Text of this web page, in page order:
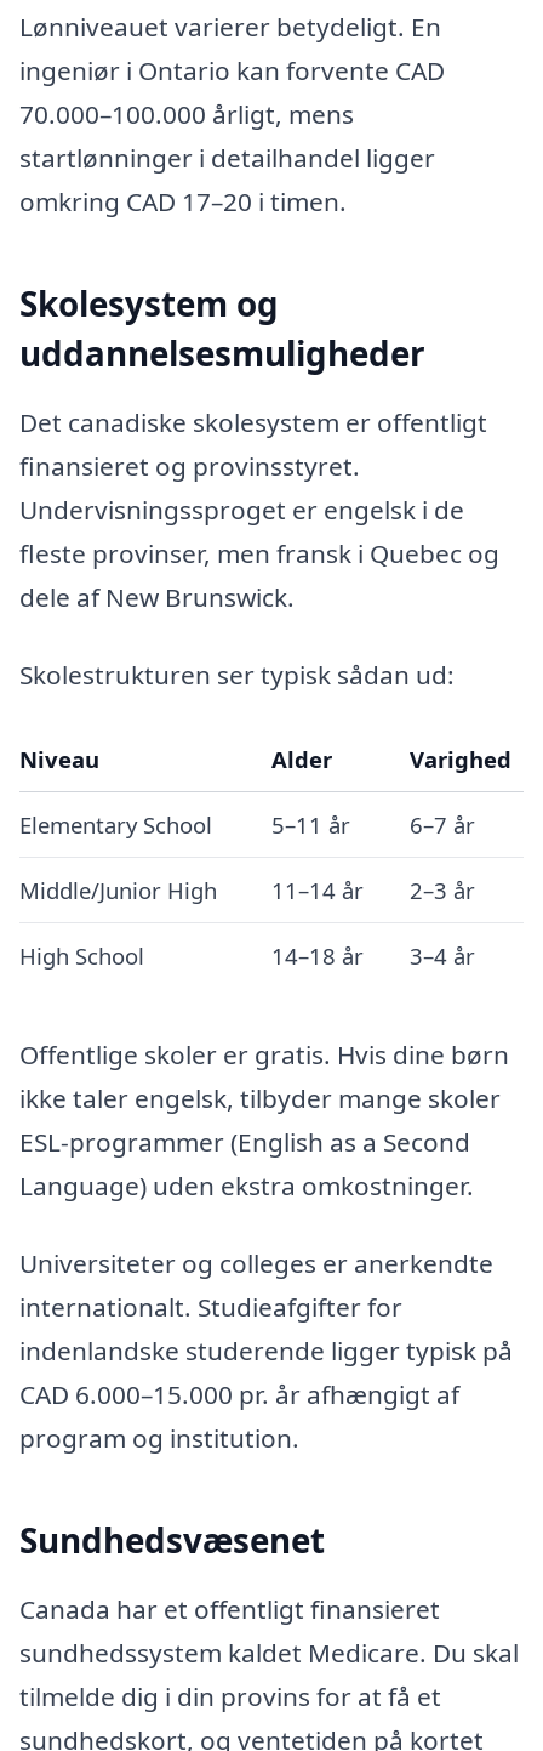
Lønniveauet varierer betydeligt. En
ingeniør i Ontario kan forvente CAD
70.000–100.000 årligt, mens
startlønninger i detailhandel ligger
omkring CAD 17–20 i timen.
Skolesystem og
uddannelsesmuligheder
Det canadiske skolesystem er offentligt
finansieret og provinsstyret.
Undervisningssproget er engelsk i de
fleste provinser, men fransk i Quebec og
dele af New Brunswick.
Skolestrukturen ser typisk sådan ud:
Niveau Alder Varighed
Elementary School 5–11 år 6–7 år
Middle/Junior High 11–14 år 2–3 år
High School 14–18 år 3–4 år
Offentlige skoler er gratis. Hvis dine børn
ikke taler engelsk, tilbyder mange skoler
ESL-programmer (English as a Second
Language) uden ekstra omkostninger.
Universiteter og colleges er anerkendte
internationalt. Studieafgifter for
indenlandske studerende ligger typisk på
CAD 6.000–15.000 pr. år afhængigt af
program og institution.
Sundhedsvæsenet
Canada har et offentligt finansieret
sundhedssystem kaldet Medicare. Du skal
tilmelde dig i din provins for at få et
sundhedskort, og ventetiden på kortet